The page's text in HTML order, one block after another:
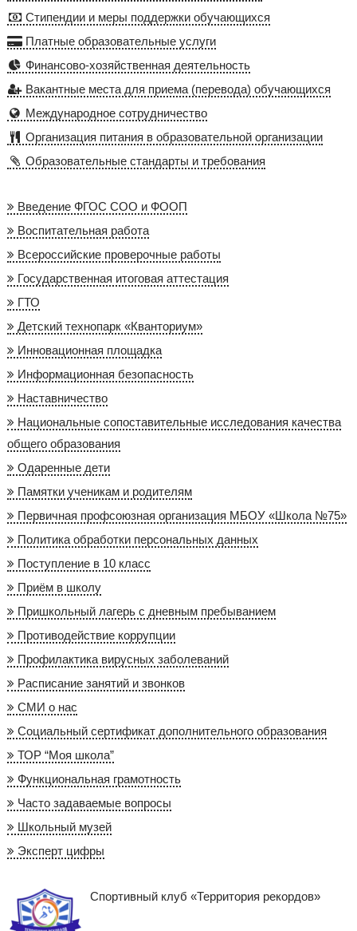
Стипендии и меры поддержки обучающихся
Платные образовательные услуги
Финансово-хозяйственная деятельность
Вакантные места для приема (перевода) обучающихся
Международное сотрудничество
Организация питания в образовательной организации
Образовательные стандарты и требования
Введение ФГОС СОО и ФООП
Воспитательная работа
Всероссийские проверочные работы
Государственная итоговая аттестация
ГТО
Детский технопарк «Кванториум»
Инновационная площадка
Информационная безопасность
Наставничество
Национальные сопоставительные исследования качества
общего образования
Одаренные дети
Памятки ученикам и родителям
Первичная профсоюзная организация МБОУ «Школа №75»
Политика обработки персональных данных
Поступление в 10 класс
Приём в школу
Пришкольный лагерь с дневным пребыванием
Противодействие коррупции
Профилактика вирусных заболеваний
Расписание занятий и звонков
СМИ о нас
Социальный сертификат дополнительного образования
ТОР “Моя школа”
Функциональная грамотность
Часто задаваемые вопросы
Школьный музей
Эксперт цифры
Спортивный клуб «Территория рекордов»